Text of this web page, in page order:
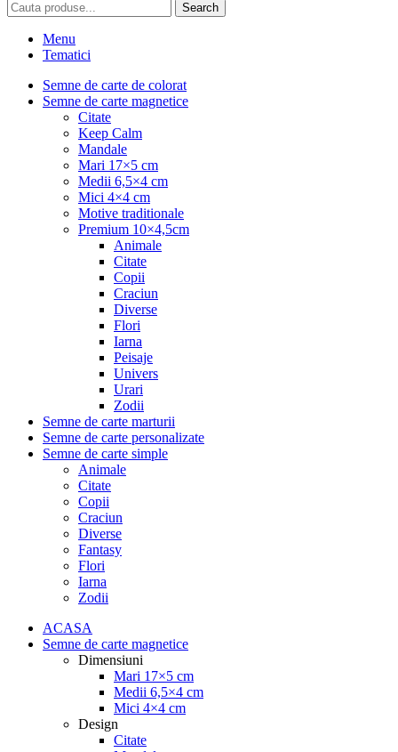
Search
Menu
Tematici
Semne de carte de colorat
Semne de carte magnetice
Citate
Keep Calm
Mandale
Mari 17×5 cm
Medii 6,5×4 cm
Mici 4×4 cm
Motive traditionale
Premium 10×4,5cm
Animale
Citate
Copii
Craciun
Diverse
Flori
Iarna
Peisaje
Univers
Urari
Zodii
Semne de carte marturii
Semne de carte personalizate
Semne de carte simple
Animale
Citate
Copii
Craciun
Diverse
Fantasy
Flori
Iarna
Zodii
ACASA
Semne de carte magnetice
Dimensiuni
Mari 17×5 cm
Medii 6,5×4 cm
Mici 4×4 cm
Design
Citate